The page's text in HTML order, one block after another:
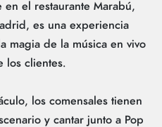
en el restaurante Marabú,
es una experiencia
magia de la música en vivo
los clientes.
los comensales tienen
y cantar junto a Pop